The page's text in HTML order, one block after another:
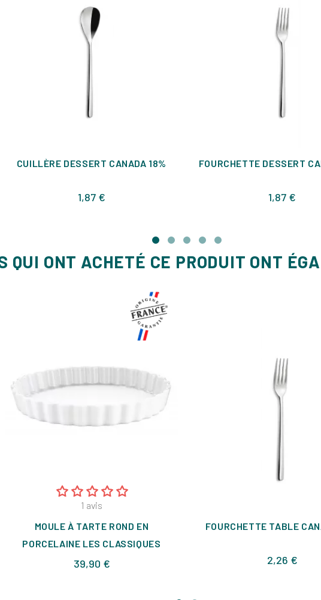
CUILLÈRE DESSERT CANADA 18%
1,87 €
FOURCHETTE DESSERT
1,87 €
QUI ONT ACHETÉ CE PRODUIT ONT
1 avis
MOULE À TARTE ROND EN
PORCELAINE LES CLASSIQUES
39,90 €Prix
FOURCHETTE TABLE
2,26 €Prix